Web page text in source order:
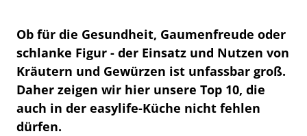
Ob für die Gesundheit, Gaumenfreude oder
schlanke Figur - der Einsatz und Nutzen von
Kräutern und Gewürzen ist unfassbar groß.
Daher zeigen wir hier unsere Top 10, die
auch in der easylife-Küche nicht fehlen
dürfen.